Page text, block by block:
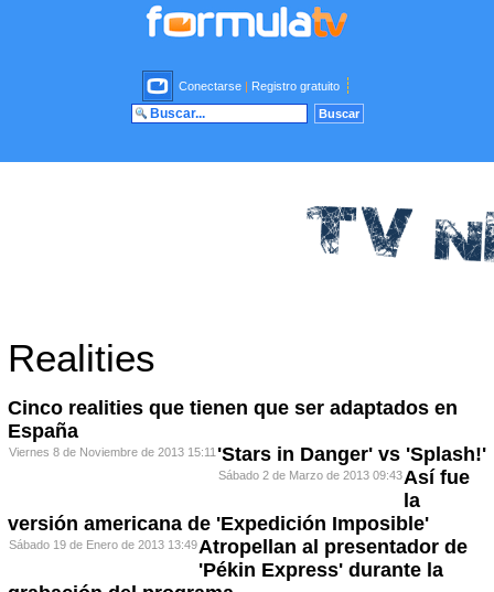
Conectarse | Registro gratuito
Realities
Cinco realities que tienen que ser adaptados en
España
Viernes 8 de Noviembre de 2013 15:11 'Stars in Danger' vs 'Splash!'
Sábado 2 de Marzo de 2013 09:43Así fue
la
versión americana de 'Expedición Imposible'
Sábado 19 de Enero de 2013 13:49Atropellan al presentador de
'Pékin Express' durante la